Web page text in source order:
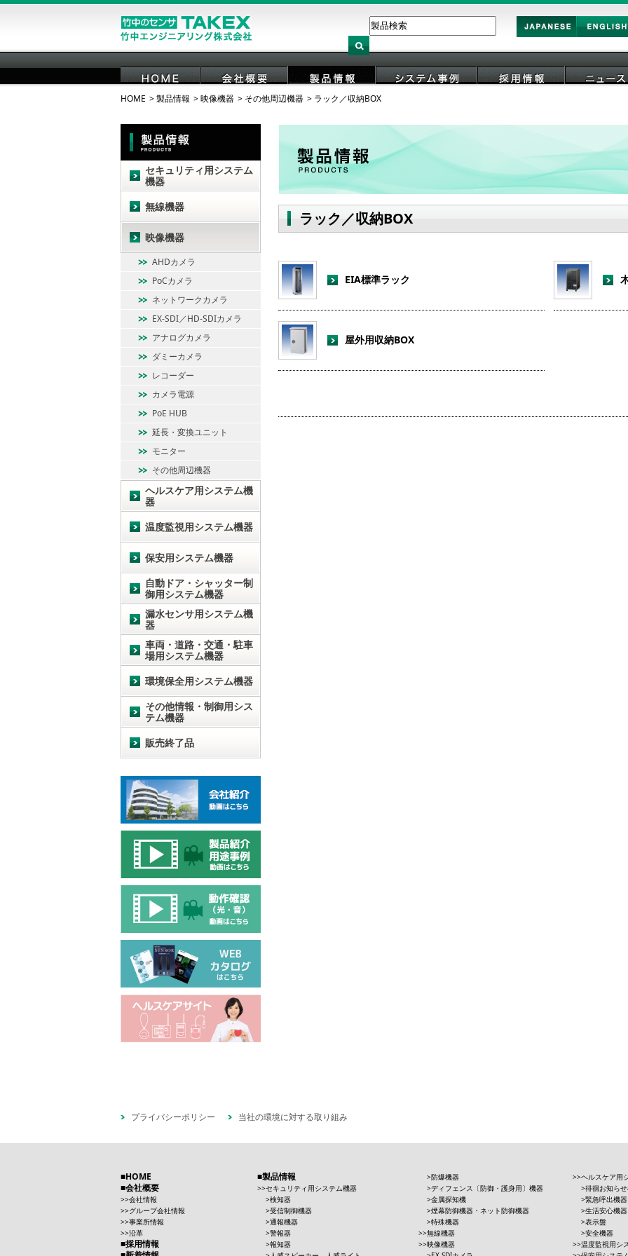
Japan English
HOME 会社概要 製品情報
HOME 製品情報 映像機器 その他周辺機器 ラック／収納BOX
ラック／収納BOX
EIA標準ラック
屋外用収納BOX
セキュリティ用システム
機器
無線機器
映像機器
AHDカメラ
PoCカメラ
ネットワークカメラ
EX-SDI／HD-SDIカメラ
アナログカメラ
ダミーカメラ
レコーダー
カメラ電源
PoE HUB
延長・変換ユニット
モニター
その他周辺機器
ヘルスケア用システム機
器
温度監視用システム機器
保安用システム機器
自動ドア・シャッター制
御用システム機器
漏水センサ用システム機
器
車両・道路・交通・駐車
場用システム機器
環境保全用システム機器
その他情報・制御用シス
テム機器
販売終了品
プライバシーポリシー 当社の環境に対する取り組み
HOME
会社概要
会社情報
グループ会社情報
事業所情報
沿革
採用情報
製品情報
セキュリティ用システム機器
検知器
受信制御機器
通報機器
警報器
報知器
防爆機器
ディフェンス〔防御・護身用〕機器
金属探知機
煙幕防御機器・ネット防御機器
特殊機器
無線機器
映像機器
ヘルスケア用
徘徊お知ら
緊急呼出機器
生活安心機器
表示盤
安全機器
温度監視用シ